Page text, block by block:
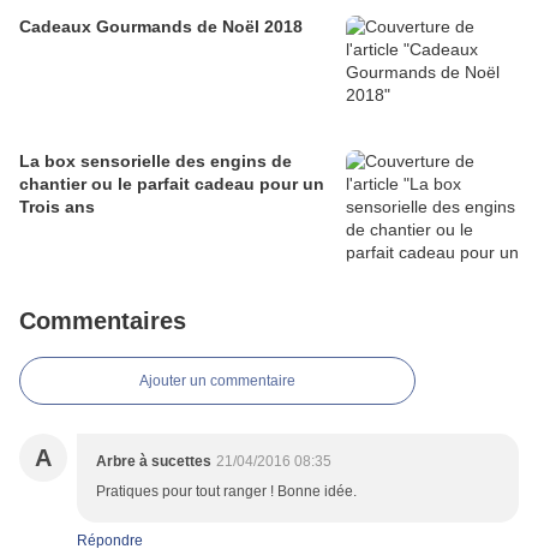
Cadeaux Gourmands de Noël 2018
La box sensorielle des engins de
chantier ou le parfait cadeau pour un
Trois ans
Commentaires
Ajouter un commentaire
A Arbre à sucettes 21/04/2016 08:35
Pratiques pour tout ranger ! Bonne idée.
Répondre